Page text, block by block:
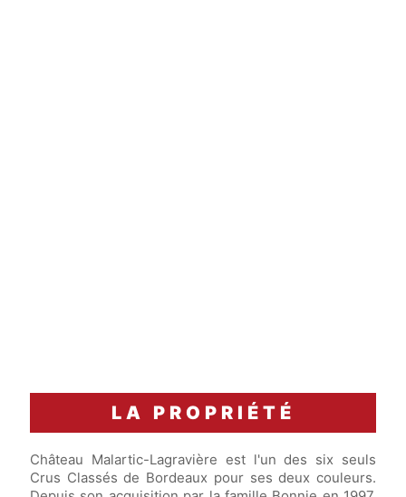
LA PROPRIÉTÉ
Château Malartic-Lagravière est l'un des six seuls
Crus Classés de Bordeaux pour ses deux couleurs.